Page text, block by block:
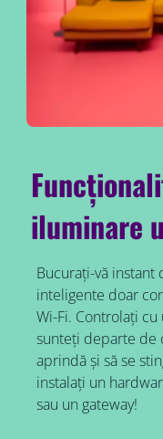
iluminare
Bucurați-vă
inteligente doar
Wi-Fi. Controlați
sunteți departe de
aprindă și să se
instalați un
sau un gateway!